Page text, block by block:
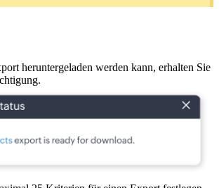
heruntergeladen werden kann, erhalten Sie